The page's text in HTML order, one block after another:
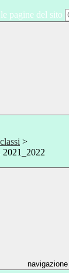
pagine del sito
>
2021_2022
navigazione